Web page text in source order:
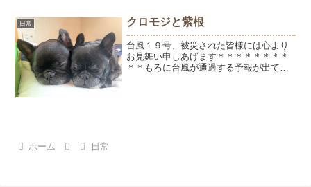
けん。カレンデュラはマリ...
日常 クロモジと紫根
台風１９号、被災された皆様には心より
お見舞い申しあげます＊＊＊＊＊＊＊＊
＊＊もろに台風が通過する予報が出てい
ホーム 日常